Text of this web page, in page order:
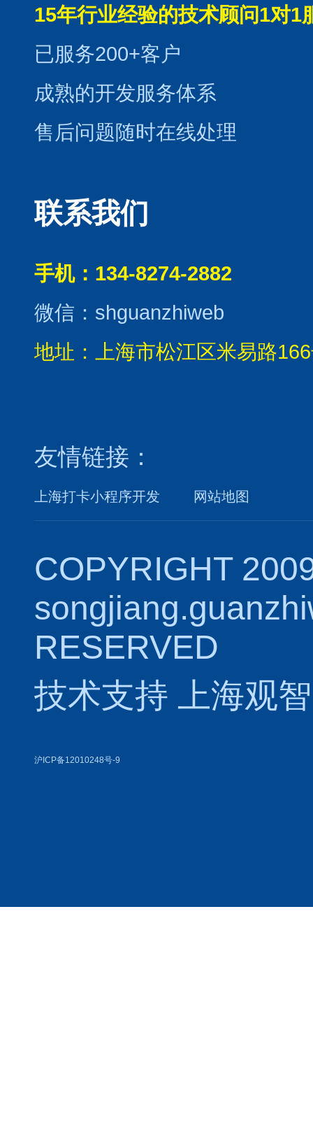
15年行业经验的技术顾问1对1
已服务200+客户
成熟的开发服务体系
售后问题随时在线处理
联系我们
手机：134-8274-2882
微信：shguanzhiweb
地址：上海市松江区米易路
友情链接：
上海打卡小程序开发 网站地图
COPYRIGHT
RESERVED
技术支持
上海观
沪ICP备12010248号-9